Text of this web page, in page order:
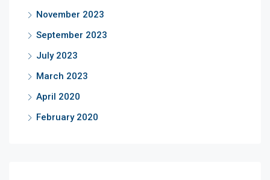
November 2023
September 2023
July 2023
March 2023
April 2020
February 2020